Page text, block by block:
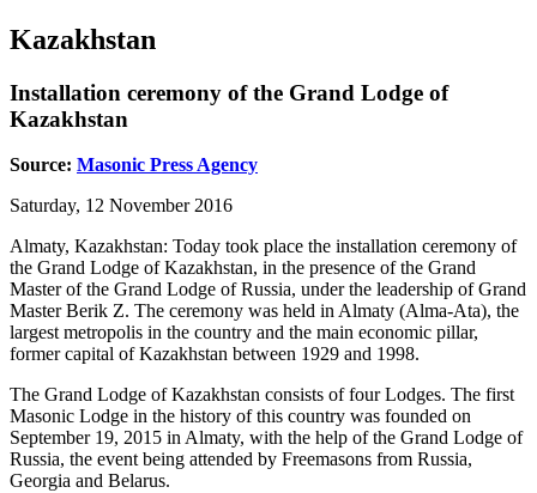
Kazakhstan
Installation ceremony of the Grand Lodge of
Kazakhstan
Source: Masonic Press Agency
Saturday, 12 November 2016
Almaty, Kazakhstan: Today took place the installation ceremony of
the Grand Lodge of Kazakhstan, in the presence of the Grand
Master of the Grand Lodge of Russia, under the leadership of Grand
Master Berik Z. The ceremony was held in Almaty (Alma-Ata), the
largest metropolis in the country and the main economic pillar,
former capital of Kazakhstan between 1929 and 1998.
The Grand Lodge of Kazakhstan consists of four Lodges. The first
Masonic Lodge in the history of this country was founded on
September 19, 2015 in Almaty, with the help of the Grand Lodge of
Russia, the event being attended by Freemasons from Russia,
Georgia and Belarus.